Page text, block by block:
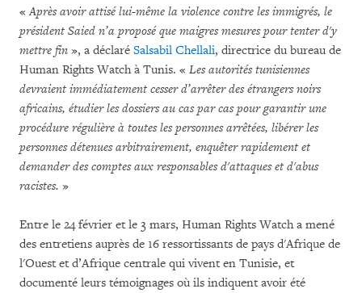
«Après avoir attisé lui-même la violence contre les immigrés, le
président Saied n’a proposé que maigres mesures pour tenter d'y
mettre fin », a déclaré Salsabil Chellali, directrice du bureau de
Human Rights Watch à Tunis. « Les autorités tunisiennes
devraient immédiatement cesser d’arrêter des étrangers noirs
africains, étudier les dossiers au cas par cas pour garantir une
procédure régulière à toutes les personnes arrêtées, libérer les
personnes détenues arbitrairement, enquêter rapidement et
demander des comptes aux responsables d'attaques et d'abus
racistes. »
Entre le 24 février et le 3 mars, Human Rights Watch a mené
des entretiens auprès de 16 ressortissants de pays d'Afrique de
l'Ouest et d’Afrique centrale qui vivent en Tunisie, et
documenté leurs témoignages où ils indiquent avoir été